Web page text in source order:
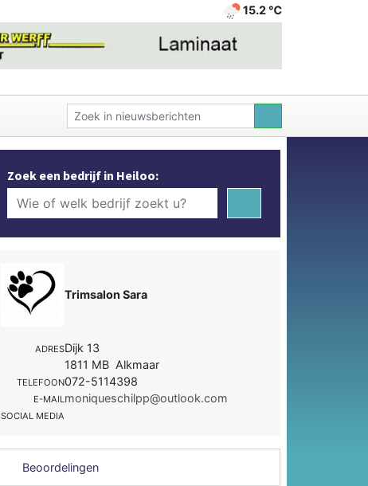
15.2 ℃
Zoek een bedrijf in Heiloo:
Trimsalon Sara
ADRESDijk 13
1811 MB Alkmaar
TELEFOON072-5114398
E-MAILmoniqueschilpp@outlook.com
SOCIAL MEDIA
Beoordelingen